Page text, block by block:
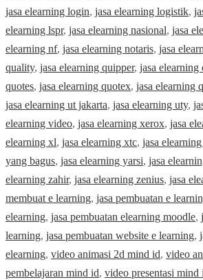
jasa elearning login, jasa elearning logistik,
elearning lspr, jasa elearning nasional, jasa
elearning nf, jasa elearning notaris, jasa
quality, jasa elearning quipper, jasa elearning
quotes, jasa elearning quotex, jasa elearning
jasa elearning ut jakarta, jasa elearning uty,
elearning video, jasa elearning xerox, jasa
elearning xl, jasa elearning xtc, jasa
yang bagus, jasa elearning yarsi, jasa
elearning zahir, jasa elearning zenius, jasa
membuat e learning, jasa pembuatan e
elearning, jasa pembuatan elearning moodle,
learning, jasa pembuatan website e learning,
elearning, video animasi 2d mind id, video
pembelajaran mind id, video presentasi mind